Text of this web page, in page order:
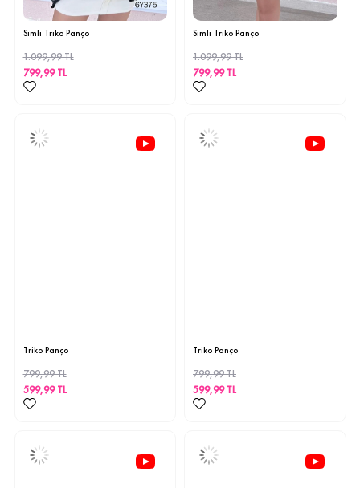
Simli Triko Panço
799,99 TL
1.099,99 TL
STD
Simli Triko Panço
799,99 TL
1.099,99 TL
STD
Triko Panço
599,99 TL
799,99 TL
Triko Panço
599,99 TL
799,99 TL